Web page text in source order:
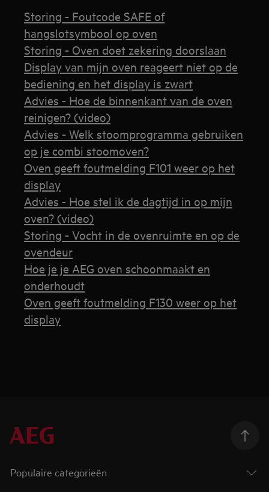
Storing - Foutcode SAFE of
hangslotsymbool op oven
Storing - Oven doet zekering doorslaan
Display van mijn oven reageert niet op de
bediening en het display is zwart
Advies - Hoe de binnenkant van de oven
reinigen? (video)
Advies - Welk stoomprogramma gebruiken
op je combi stoomoven?
Oven geeft foutmelding F101 weer op het
display
Advies - Hoe stel ik de dagtijd in op mijn
oven? (video)
Storing - Vocht in de ovenruimte en op de
ovendeur
Hoe je je AEG oven schoonmaakt en
onderhoudt
Oven geeft foutmelding F130 weer op het
display
Populaire categorieën